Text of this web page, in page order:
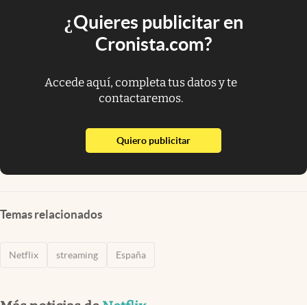
¿Quieres publicitar en
Cronista.com?
Accede aquí, completa tus datos y te
contactaremos.
Quiero publicitarabre en nueva pestaña
Temas relacionados
Netflix streaming España